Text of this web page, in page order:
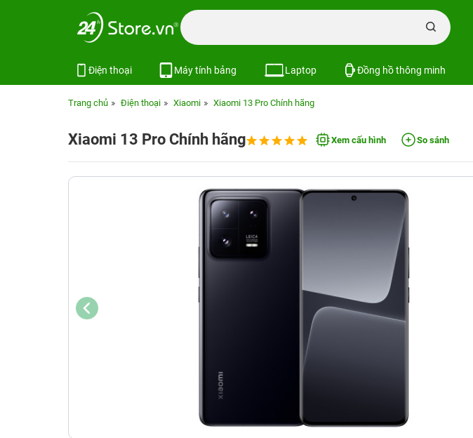
Điện thoại Máy tính bảng Laptop Đồng hồ thông minh
Trang chủ Điện thoại Xiaomi Xiaomi 13 Pro Chính hãng
Xiaomi 13 Pro Chính hãng Xem cấu hình So sánh